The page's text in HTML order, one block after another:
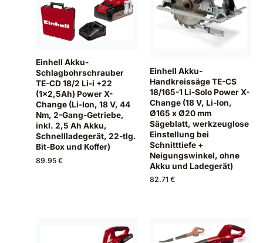
Einhell Akku-
Schlagbohrschrauber
TE-CD 18/2 Li-i +22
(1x2,5Ah) Power X-
Change (Li-Ion, 18 V, 44
Nm, 2-Gang-Getriebe,
inkl. 2,5 Ah Akku,
Schnellladegerät, 22-tlg.
Bit-Box und Koffer)
89.95 €
Einhell Akku-
Handkreissäge TE-CS
18/165-1 Li-Solo Power X-
Change (18 V, Li-Ion,
Ø165 x Ø20 mm
Sägeblatt, werkzeuglose
Einstellung bei
Schnitttiefe +
Neigungswinkel, ohne
Akku und Ladegerät)
82.71 €